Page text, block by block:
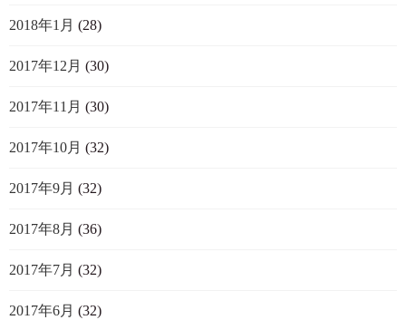
2018年1月 (28)
2017年12月 (30)
2017年11月 (30)
2017年10月 (32)
2017年9月 (32)
2017年8月 (36)
2017年7月 (32)
2017年6月 (32)